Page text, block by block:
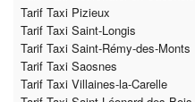
Tarif Taxi Pizieux
Tarif Taxi Saint-Longis
Tarif Taxi Saint-Rémy-des-Monts
Tarif Taxi Saosnes
Tarif Taxi Villaines-la-Carelle